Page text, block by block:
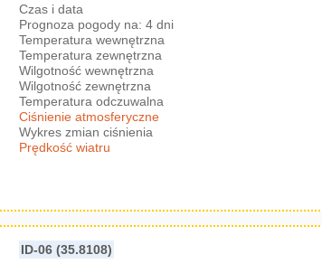
Czas i data
Prognoza pogody na: 4 dni
Temperatura wewnętrzna
Temperatura zewnętrzna
Wilgotność wewnętrzna
Wilgotność zewnętrzna
Temperatura odczuwalna
Ciśnienie atmosferyczne
Wykres zmian ciśnienia
Prędkość wiatru
ID-06 (35.8108)